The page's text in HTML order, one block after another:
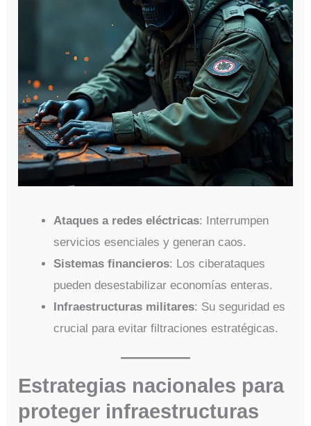
Ataques a redes eléctricas: Interrumpen
servicios esenciales y generan caos.
Sistemas financieros: Los ciberataques
pueden desestabilizar economías enteras.
Infraestructuras militares: Su seguridad es
crucial para evitar filtraciones estratégicas.
Estrategias nacionales para
proteger infraestructuras